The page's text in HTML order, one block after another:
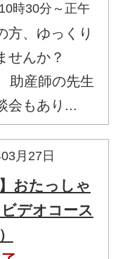
時30分～正午
方、ゆっくり
せんか？
助産師の先生
会もあり...
月27日
おたっしゃ
デオコース